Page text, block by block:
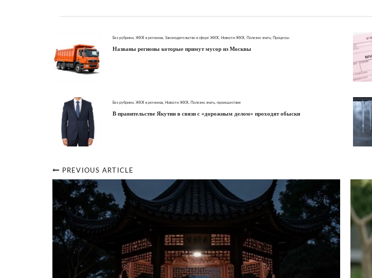
Без рубрики ЖКХ в регионах Законодательство в сфере ЖКХ Новости ЖКХ Полезно знать, Процессы
Названы регионы которые примут мусор из Москвы
Без рубрики ЖКХ в регионах Новости ЖКХ Полезно знать, происшествие
В правительстве Якутии в связи с «дорожным делом» проходят обыски
Post
navigation
PREVIOUS ARTICLE